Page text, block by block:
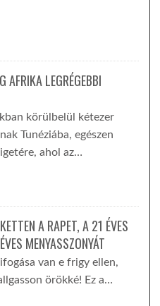
AFRIKA LEGRÉGEBBI
körülbelül kétezer
Tunéziába, egészen
ahol az…
A RAPET, A 21 ÉVES
MENYASSZONYÁT
van e frigy ellen,
örökké! Ez a…